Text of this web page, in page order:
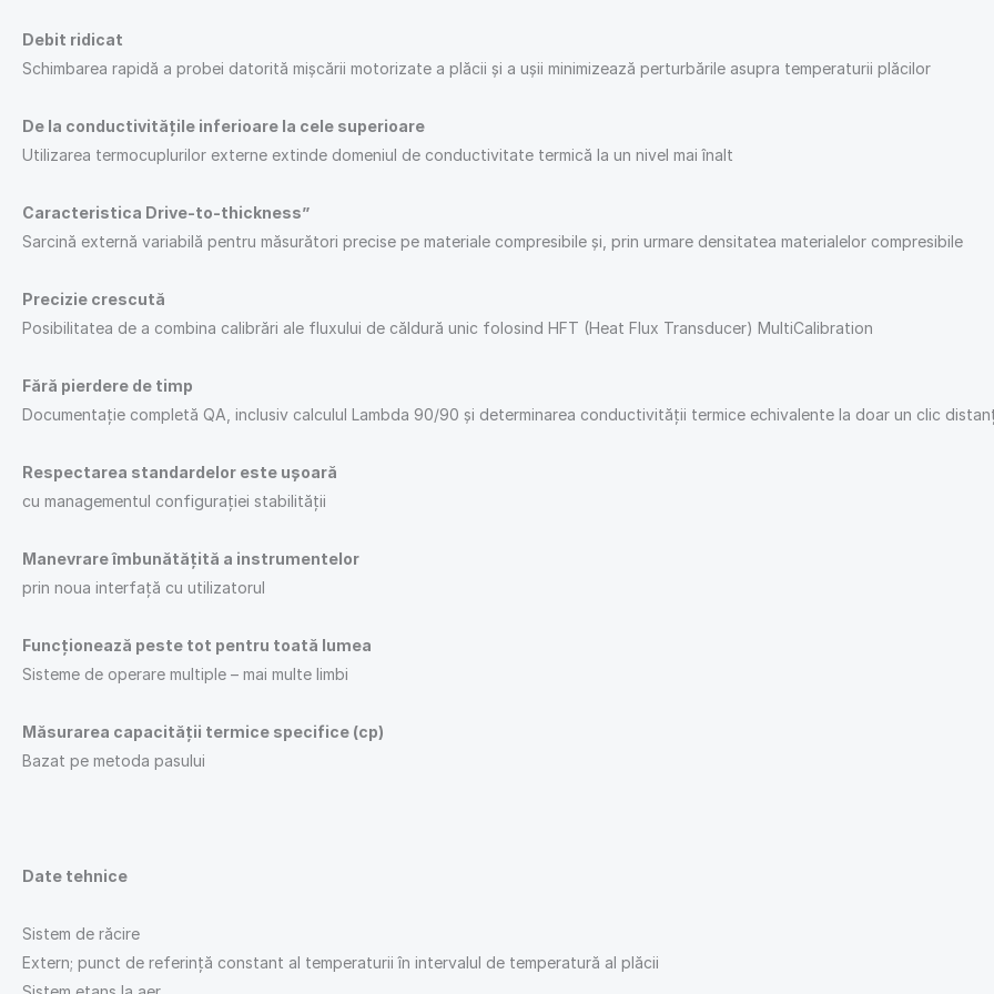
Debit ridicat
Schimbarea rapidă a probei datorită mișcării motorizate a plăcii și a ușii minimizează perturbările asupra temperaturii plăcilor
De la conductivitățile inferioare la cele superioare
Utilizarea termocuplurilor externe extinde domeniul de conductivitate termică la un nivel mai înalt
Caracteristica Drive-to-thickness”
Sarcină externă variabilă pentru măsurători precise pe materiale compresibile și, prin urmare densitatea materialelor compresibile
Precizie crescută
Posibilitatea de a combina calibrări ale fluxului de căldură unic folosind HFT (Heat Flux Transducer) MultiCalibration
Fără pierdere de timp
Documentație completă QA, inclusiv calculul Lambda 90/90 și determinarea conductivității termice echivalente la doar un clic
Respectarea standardelor este ușoară
cu managementul configurației stabilității
Manevrare îmbunătățită a instrumentelor
prin noua interfață cu utilizatorul
Funcționează peste tot pentru toată lumea
Sisteme de operare multiple – mai multe limbi
Măsurarea capacității termice specifice (cp)
Bazat pe metoda pasului
Date tehnice
Sistem de răcire
Extern; punct de referință constant al temperaturii în intervalul de temperatură al plăcii